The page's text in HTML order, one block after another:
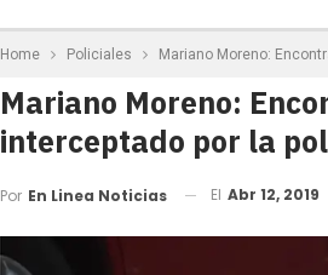
Home Policiales Mariano Moreno:
Mariano Moreno:
interceptado por la
Por En Linea Noticias El Abr 12, 2019